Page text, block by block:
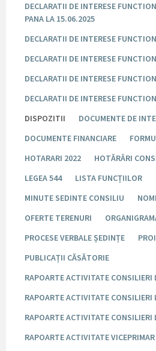
DECLARATII DE INTERESE
PANA LA 15.06.2025
DECLARATII DE INTERESE
DECLARATII DE INTERESE
DECLARATII DE INTERESE
DECLARATII DE INTERESE
DISPOZITII
DOCUMENTE DE
DOCUMENTE FINANCIARE
HOTARARI 2022
HOTĂRÂRI
LEGEA 544
LISTA FUNCȚIILOR
MINUTE SEDINTE CONSILIU
OFERTE TERENURI
PROCESE VERBALE ȘEDINȚE
PUBLICAȚII CĂSĂTORIE
RAPOARTE ACTIVITATE CONSILIERI
RAPOARTE ACTIVITATE CONSILIERI
RAPOARTE ACTIVITATE CONSILIERI
RAPOARTE ACTIVITATE VICEPRIMAR